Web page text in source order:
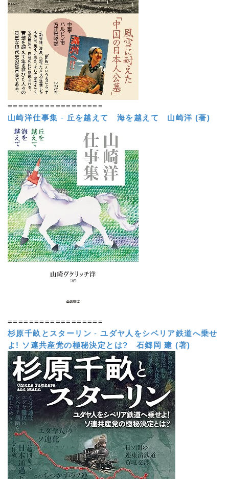
==================
山崎洋仕事集 - 丘を越えて 海を越えて 山崎洋 (著)
==================
杉原千畝とスターリン -ユダヤ人をシベリア鉄道へ乗せ
よ! ソ連共産党の極秘決定とは?
石郷岡 建 (著)